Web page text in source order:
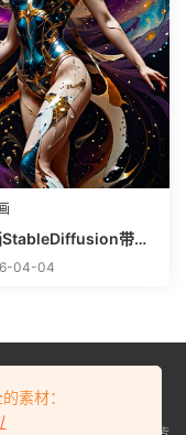
StableDiffusion带信
civitai.com网站精
04-04
素材：